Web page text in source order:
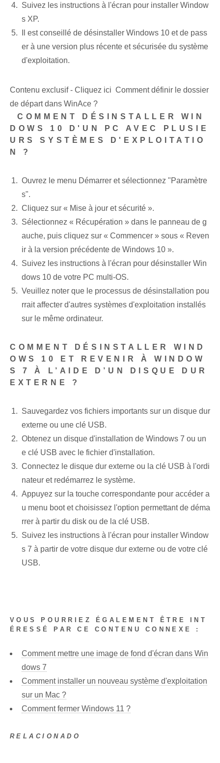
Suivez les instructions à l'écran pour installer Window
s XP.
Il est conseillé de désinstaller Windows 10 et de pass
er à une version plus récente et sécurisée du système
d'exploitation.
Contenu exclusif - Cliquez ici Comment définir le dossier
de départ dans WinAce ?
⁣ COMMENT DÉSINSTALLER WIN
DOWS 10 D'UN PC AVEC PLUSIE
URS SYSTÈMES D'EXPLOITATIO
N ?
Ouvrez le menu Démarrer et sélectionnez "Paramètre
s".
Cliquez sur « Mise à jour et sécurité ».
Sélectionnez « Récupération » dans le panneau de g
auche, puis cliquez sur « Commencer » sous « Reven
ir à la version précédente de Windows 10 ».
Suivez les instructions à l'écran pour désinstaller Win
dows 10 de votre PC multi-OS.
Veuillez noter que le processus de désinstallation⁢ pou
rrait affecter d'autres systèmes d'exploitation installés
sur le même ordinateur.
COMMENT DÉSINSTALLER WIND
OWS 10 ET REVENIR À WINDOW
S 7 À L’AIDE D’UN DISQUE DUR
EXTERNE ?
Sauvegardez vos fichiers importants sur un disque dur
externe ou une clé USB.
Obtenez un disque d'installation de Windows‌ 7 ou un
e⁤ clé USB avec le fichier d'installation⁣.
Connectez le disque dur externe ou la clé USB à l'ordi
nateur et redémarrez le système.
Appuyez sur la touche correspondante pour accéder a
u menu ‌boot‌ et choisissez l'option permettant de déma
rrer à partir du ⁣disk‍ ou de la clé USB.
Suivez les instructions à l'écran pour installer Window
s 7 à partir de votre disque dur externe ou de votre clé
USB.
VOUS POURRIEZ ÉGALEMENT ÊTRE INT
ÉRESSÉ PAR CE CONTENU CONNEXE :
Comment mettre une image de fond d'écran dans Win
dows 7
Comment installer un nouveau système d'exploitation
sur un Mac ?
Comment fermer Windows 11 ?
RELACIONADO